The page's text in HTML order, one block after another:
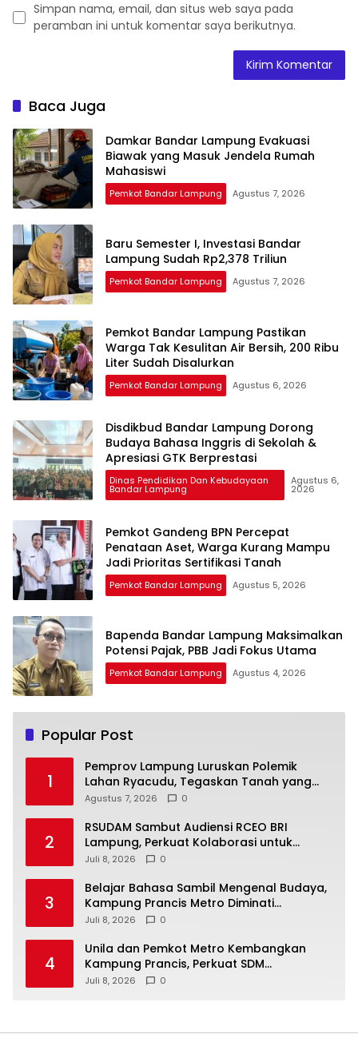
Simpan nama, email, dan situs web saya pada
peramban ini untuk komentar saya berikutnya.
Baca Juga
Damkar Bandar Lampung Evakuasi
Biawak yang Masuk Jendela Rumah
Mahasiswi
Pemkot Bandar Lampung Agustus 7, 2026
Baru Semester I, Investasi Bandar
Lampung Sudah Rp2,378 Triliun
Pemkot Bandar Lampung Agustus 7, 2026
Pemkot Bandar Lampung Pastikan
Warga Tak Kesulitan Air Bersih, 200 Ribu
Liter Sudah Disalurkan
Pemkot Bandar Lampung Agustus 6, 2026
Disdikbud Bandar Lampung Dorong
Budaya Bahasa Inggris di Sekolah &
Apresiasi GTK Berprestasi
Dinas Pendidikan Dan Kebudayaan
Bandar Lampung
Agustus 6,
2026
Pemkot Gandeng BPN Percepat
Penataan Aset, Warga Kurang Mampu
Jadi Prioritas Sertifikasi Tanah
Pemkot Bandar Lampung Agustus 5, 2026
Bapenda Bandar Lampung Maksimalkan
Potensi Pajak, PBB Jadi Fokus Utama
Pemkot Bandar Lampung Agustus 4, 2026
Popular Post
1
Pemprov Lampung Luruskan Polemik
Lahan Ryacudu, Tegaskan Tanah yang
Dipersoalkan Bukan Aset Provinsi
Agustus 7, 2026 0
2
RSUDAM Sambut Audiensi RCEO BRI
Lampung, Perkuat Kolaborasi untuk
Pengembangan Layanan dan SDM
Juli 8, 2026 0
3
Belajar Bahasa Sambil Mengenal Budaya,
Kampung Prancis Metro Diminati
Masyarakat
Juli 8, 2026 0
4
Unila dan Pemkot Metro Kembangkan
Kampung Prancis, Perkuat SDM
Berwawasan Internasional
Juli 8, 2026 0